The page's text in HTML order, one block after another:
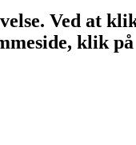
Ved at
klik